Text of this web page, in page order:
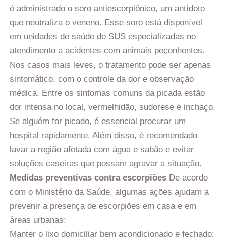
é administrado o soro antiescorpiônico, um antídoto
que neutraliza o veneno. Esse soro está disponível
em unidades de saúde do SUS especializadas no
atendimento a acidentes com animais peçonhentos.
Nos casos mais leves, o tratamento pode ser apenas
sintomático, com o controle da dor e observação
médica. Entre os sintomas comuns da picada estão
dor intensa no local, vermelhidão, sudorese e inchaço.
Se alguém for picado, é essencial procurar um
hospital rapidamente. Além disso, é recomendado
lavar a região afetada com água e sabão e evitar
soluções caseiras que possam agravar a situação.
Medidas preventivas contra escorpiões De acordo
com o Ministério da Saúde, algumas ações ajudam a
prevenir a presença de escorpiões em casa e em
áreas urbanas:
Manter o lixo domiciliar bem acondicionado e fechado;